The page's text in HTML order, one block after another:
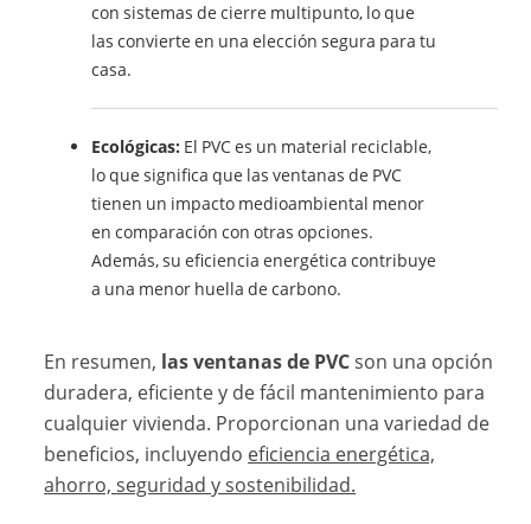
con sistemas de cierre multipunto, lo que
las convierte en una elección segura para tu
casa.
Ecológicas: El PVC es un material reciclable,
lo que significa que las ventanas de PVC
tienen un impacto medioambiental menor
en comparación con otras opciones.
Además, su eficiencia energética contribuye
a una menor huella de carbono.
En resumen, las ventanas de PVCson una opción
duradera, eficiente y de fácil mantenimiento para
cualquier vivienda. Proporcionan una variedad de
beneficios, incluyendo eficiencia energética,
ahorro, seguridad y sostenibilidad.